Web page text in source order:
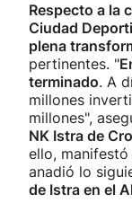
Respecto a la
Ciudad
plena
pertinentes. "
terminado. A
millones
millones",
NK Istra de
ello,
anadió lo
de Istra en el